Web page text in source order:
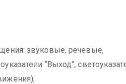
звуковые, речевые,
“Выход”,